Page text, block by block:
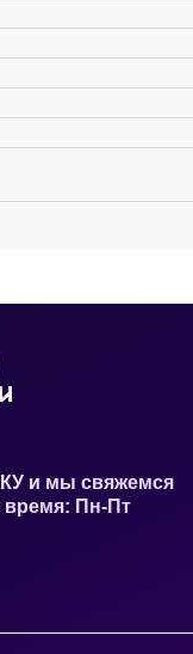
и мы свяжемся
время: Пн-Пт